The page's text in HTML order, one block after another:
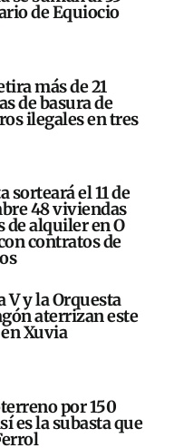
de Equiocio
más de 21
de basura de
ilegales en tres
sorteará el 11 de
48 viviendas
de alquiler en O
contratos de
V y la Orquesta
aterrizan este
Xuvia
por 150
es la subasta que